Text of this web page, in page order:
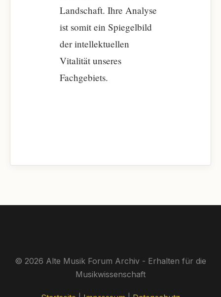
Landschaft. Ihre Analyse
ist somit ein Spiegelbild
der intellektuellen
Vitalität unseres
Fachgebiets.
© 2026 Alte Musik Forum Archiv - Erhalten für die
Musikwissenschaft